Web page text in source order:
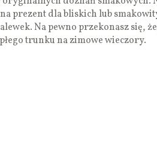
prezent dla bliskich lub
Na pewno przekonasz się,
trunku na zimowe wieczory.